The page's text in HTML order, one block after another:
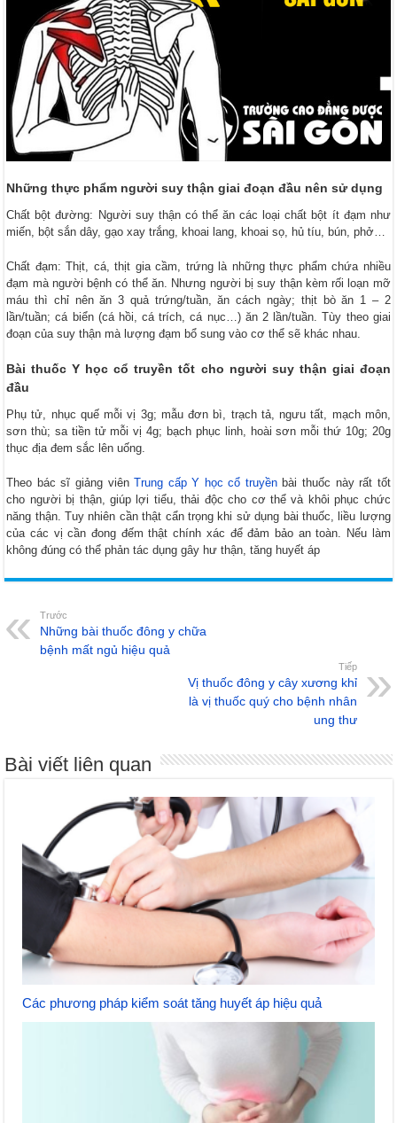
Những thực phẩm người suy thận giai đoạn đầu nên sử dụng
Chất bột đường: Người suy thận có thể ăn các loại chất bột ít đạm như
miến, bột sắn dây, gạo xay trắng, khoai lang, khoai sọ, hủ tíu, bún, phở…
Chất đạm: Thịt, cá, thịt gia cầm, trứng là những thực phẩm chứa nhiều
đạm mà người bệnh có thể ăn. Nhưng người bị suy thận kèm rối loạn mỡ
máu thì chỉ nên ăn 3 quả trứng/tuần, ăn cách ngày; thịt bò ăn 1 – 2
lần/tuần; cá biển (cá hồi, cá trích, cá nục…) ăn 2 lần/tuần. Tùy theo giai
đoạn của suy thận mà lượng đạm bổ sung vào cơ thể sẽ khác nhau.
Bài thuốc Y học cổ truyền tốt cho người suy thận giai đoạn
đầu
Phụ tử, nhục quế mỗi vị 3g; mẫu đơn bì, trạch tả, ngưu tất, mạch môn,
sơn thù; sa tiền tử mỗi vị 4g; bạch phục linh, hoài sơn mỗi thứ 10g; 20g
thục địa đem sắc lên uống.
Theo bác sĩ giảng viênTrung cấp Y học cổ truyềnbài thuốc này rất tốt
cho người bị thận, giúp lợi tiểu, thải độc cho cơ thể và khôi phục chức
năng thận. Tuy nhiên cần thật cẩn trọng khi sử dụng bài thuốc, liều lượng
của các vị cần đong đếm thật chính xác để đảm bảo an toàn. Nếu làm
không đúng có thể phản tác dụng gây hư thận, tăng huyết áp
Trước
Những bài thuốc đông y chữa
bệnh mất ngủ hiệu quả
Tiếp
Vị thuốc đông y cây xương khỉ
là vị thuốc quý cho bệnh nhân
ung thư
Bài viết liên quan
Các phương pháp kiểm soát tăng huyết áp hiệu quả